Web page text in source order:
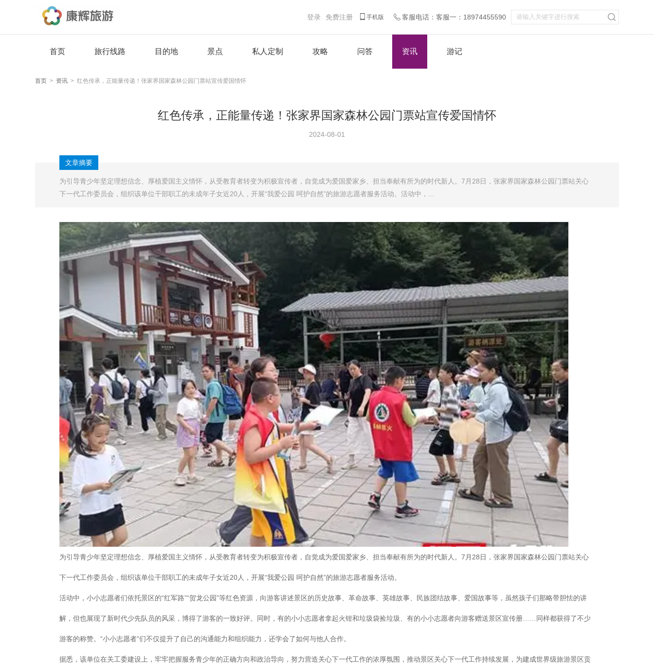
登录 免费注册 手机版 客服电话：客服一：18974455590
首页 旅行线路 目的地 景点 私人定制 攻略 问答 资讯 游记
首页 > 资讯 > 红色传承，正能量传递！张家界国家森林公园门票站宣传爱国情怀
红色传承，正能量传递！张家界国家森林公园门票站宣传爱国情怀
2024-08-01
文章摘要
​​​​为引导青少年坚定理想信念、厚植爱国主义情怀，从受教育者转变为积极宣传者，自觉成为爱国爱家乡、担当奉献有所为的时代新人。7月28日，张家界国家森林公园门票站关心
下一代工作委员会，组织该单位干部职工的未成年子女近20人，开展“我爱公园 呵护自然”的旅游志愿者服务活动。活动中，...
为引导青少年坚定理想信念、厚植爱国主义情怀，从受教育者转变为积极宣传者，自觉成为爱国爱家乡、担当奉献有所为的时代新人。7月28日，张家界国家森林公园门票站关心
下一代工作委员会，组织该单位干部职工的未成年子女近20人，开展“我爱公园 呵护自然”的旅游志愿者服务活动。
活动中，小小志愿者们依托景区的“红军路”“贺龙公园”等红色资源，向游客讲述景区的历史故事、革命故事、英雄故事、民族团结故事、爱国故事等，虽然孩子们那略带胆怯的讲
解，但也展现了新时代少先队员的风采，博得了游客的一致好评。同时，有的小小志愿者拿起火钳和垃圾袋捡垃圾、有的小小志愿者向游客赠送景区宣传册……同样都获得了不少
游客的称赞。“小小志愿者”们不仅提升了自己的沟通能力和组织能力，还学会了如何与他人合作。
据悉，该单位在关工委建设上，牢牢把握服务青少年的正确方向和政治导向，努力营造关心下一代工作的浓厚氛围，推动景区关心下一代工作持续发展，为建成世界级旅游景区贡